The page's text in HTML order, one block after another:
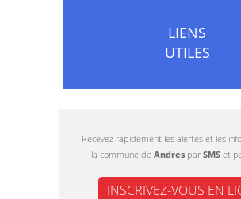
LIENS
UTILES
Recevez rapidement les alertes et les
la commune de Andres par SMS et
INSCRIVEZ-VOUS EN